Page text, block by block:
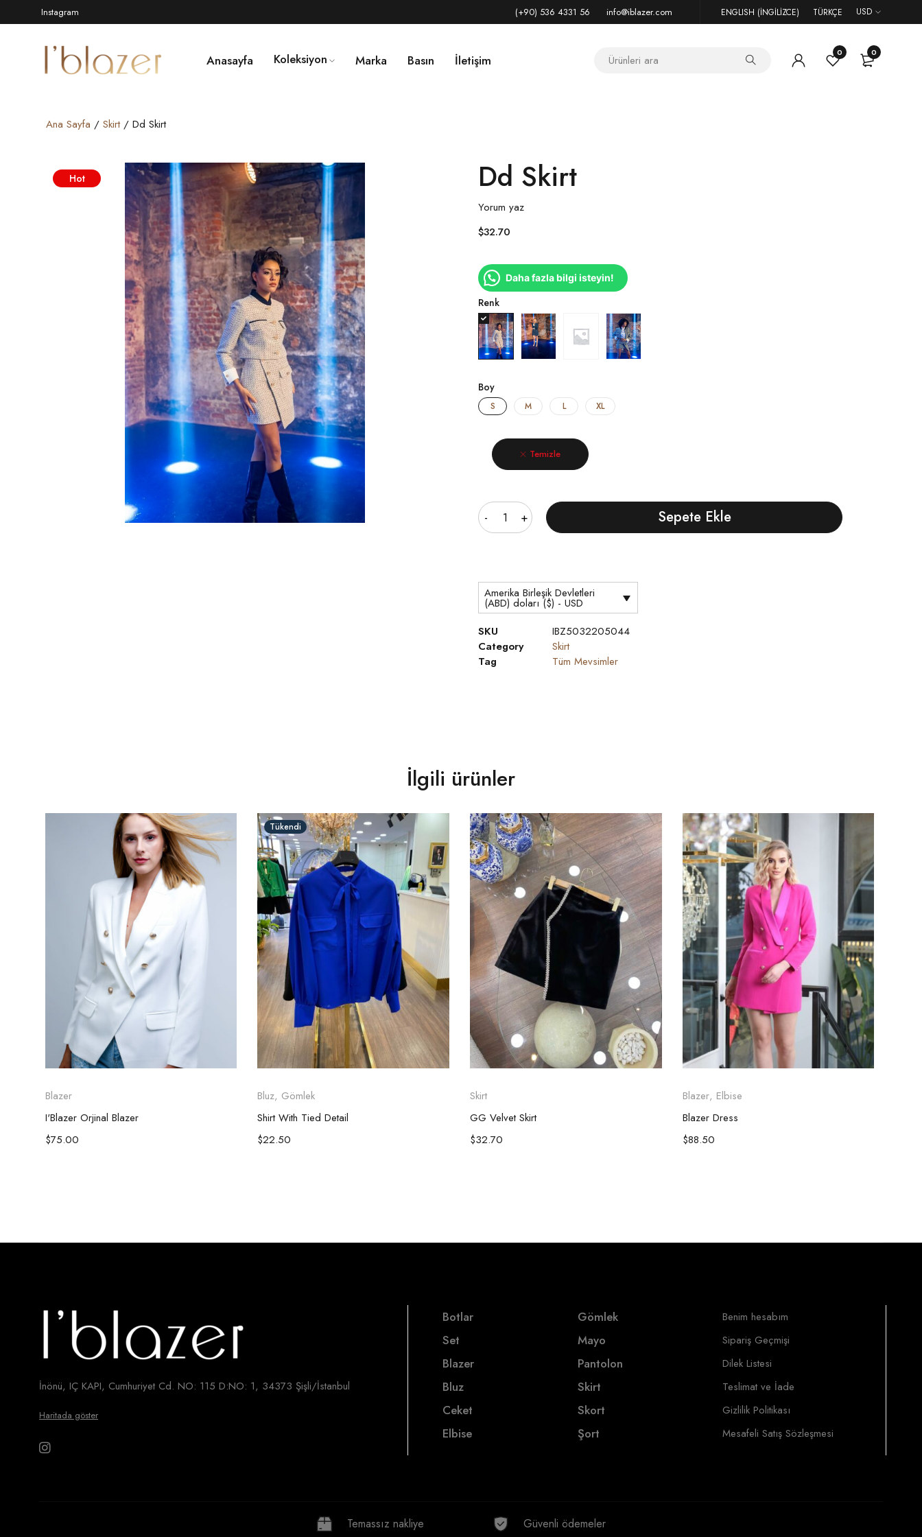
Instagram (+90) 536 4331 56 info@iblazer.com ENGLISH (İNGILIZCE) TÜRKÇE USD
Anasayfa Koleksiyon Marka Basın İletişim 0 0
Ana Sayfa / Skirt/ Dd Skirt
Hot Dd Skirt
Yorum yaz
$32.70
Daha fazla bilgi isteyin!
Renk
Boy
S M L XL
Temizle
Sepete Ekle
Amerika Birleşik Devletleri
(ABD) doları ($) - USD
SKU
IBZ5032205044
Category
Skirt
Tag
Tüm Mevsimler
İlgili ürünler
Blazer
I'Blazer Orjinal Blazer
$75.00
Tükendi
Bluz, Gömlek
Shirt With Tied Detail
$22.50
Skirt
GG Velvet Skirt
$32.70
Blazer, Elbise
Blazer Dress
$88.50
İnönü, IÇ KAPI, Cumhuriyet Cd. NO: 115 D:NO: 1, 34373 Şişli/İstanbul
Haritada göster
Botlar
Set
Blazer
Bluz
Ceket
Elbise
Gömlek
Mayo
Pantolon
Skirt
Skort
Şort
Benim hesabım
Sipariş Geçmişi
Dilek Listesi
Teslimat ve İade
Gizlilik Politikası
Mesafeli Satış Sözleşmesi
Temassız nakliye Güvenli ödemeler